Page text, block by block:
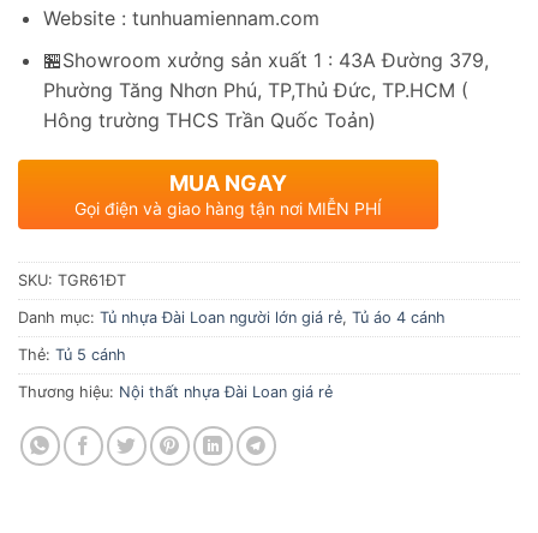
Website : tunhuamiennam.com
🏪Showroom xưởng sản xuất 1 : 43A Đường 379,
Phường Tăng Nhơn Phú, TP,Thủ Đức, TP.HCM (
Hông trường THCS Trần Quốc Toản)
MUA NGAY
Gọi điện và giao hàng tận nơi MIỄN PHÍ
SKU: TGR61ĐT
Danh mục: Tủ nhựa Đài Loan người lớn giá rẻ, Tủ áo 4 cánh
Thẻ: Tủ 5 cánh
Thương hiệu: Nội thất nhựa Đài Loan giá rẻ